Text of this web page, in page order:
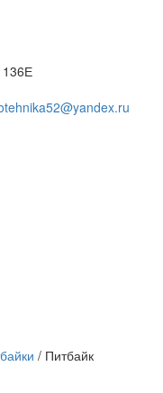
136Е
/ Питбайк